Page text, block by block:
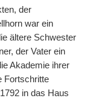
der
war ein
ältere Schwester
der Vater ein
Akademie ihrer
Fortschritte
in das Haus